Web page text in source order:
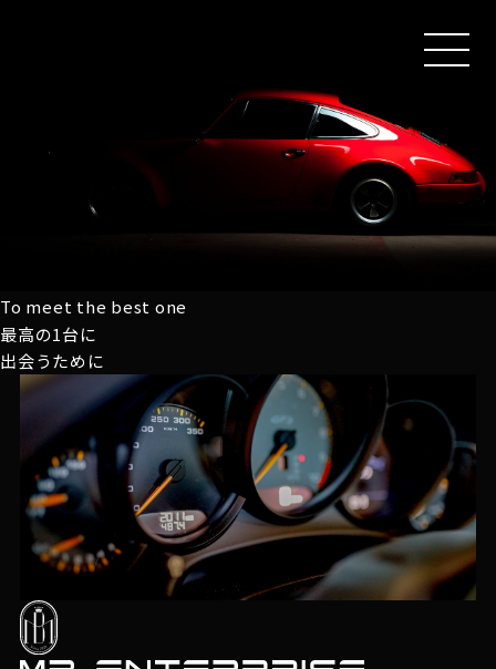
MEN
To meet the best one
最高の1台に
出会うために